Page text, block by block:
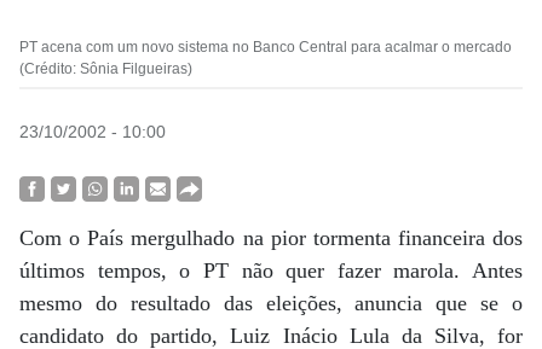
PT acena com um novo sistema no Banco Central para acalmar o mercado
(Crédito: Sônia Filgueiras)
23/10/2002 - 10:00
Com o País mergulhado na pior tormenta financeira dos
últimos tempos, o PT não quer fazer marola. Antes
mesmo do resultado das eleições, anuncia que se o
candidato do partido, Luiz Inácio Lula da Silva, for